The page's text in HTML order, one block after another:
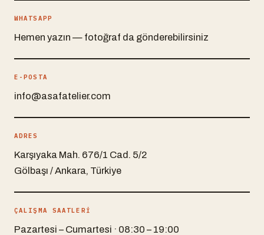
WHATSAPP
Hemen yazın — fotoğraf da gönderebilirsiniz
E-POSTA
info@asafatelier.com
ADRES
Karşıyaka Mah. 676/1 Cad. 5/2
Gölbaşı /Ankara, Türkiye
ÇALIŞMA SAATLERİ
Pazartesi – Cumartesi · 08:30 – 19:00